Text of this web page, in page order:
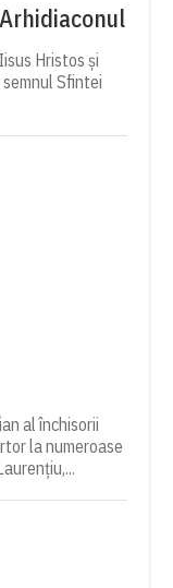
Hristos și
Sfintei
al închisorii
la numeroase